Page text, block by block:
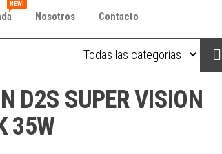
NEW!
Nosotros Contacto
D2S SUPER VISION
35W